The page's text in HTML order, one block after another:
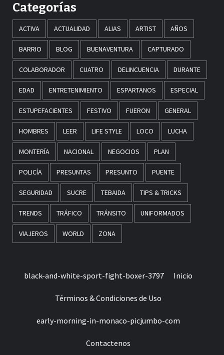
Categorías
ACTIVA ACTUALIDAD ALIAS ARTIST AÑOS
BARRIO BLOG BUENAVENTURA CAPTURADO
COLABORADOR CUATRO DELINCUENCIA DURANTE
EDAD ENTRETENIMIENTO ESPARTANOS ESPECIAL
ESTUPEFACIENTES FESTIVO FUERON GENERAL
HOMBRES LEER LIFE STYLE LOCO LUCHA
MONTERÍA NACIONAL NEGOCIOS PLAN
POLICÍA PRESUNTAS PRESUNTO PUENTE
SEGURIDAD SUCRE TEBAIDA TIPS & TRICKS
TRENDS TRÁFICO TRÁNSITO UNIFORMADOS
VIAJEROS WORLD ZONA
black-and-white-sport-fight-boxer-3797 Inicio
Términos & Condiciones de Uso
early-morning-in-monaco-picjumbo-com
Contactenos